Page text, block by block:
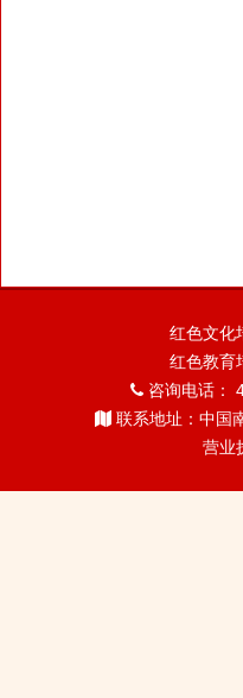
红色文化
红色教育
咨询电话：
联系地址：中国
营业